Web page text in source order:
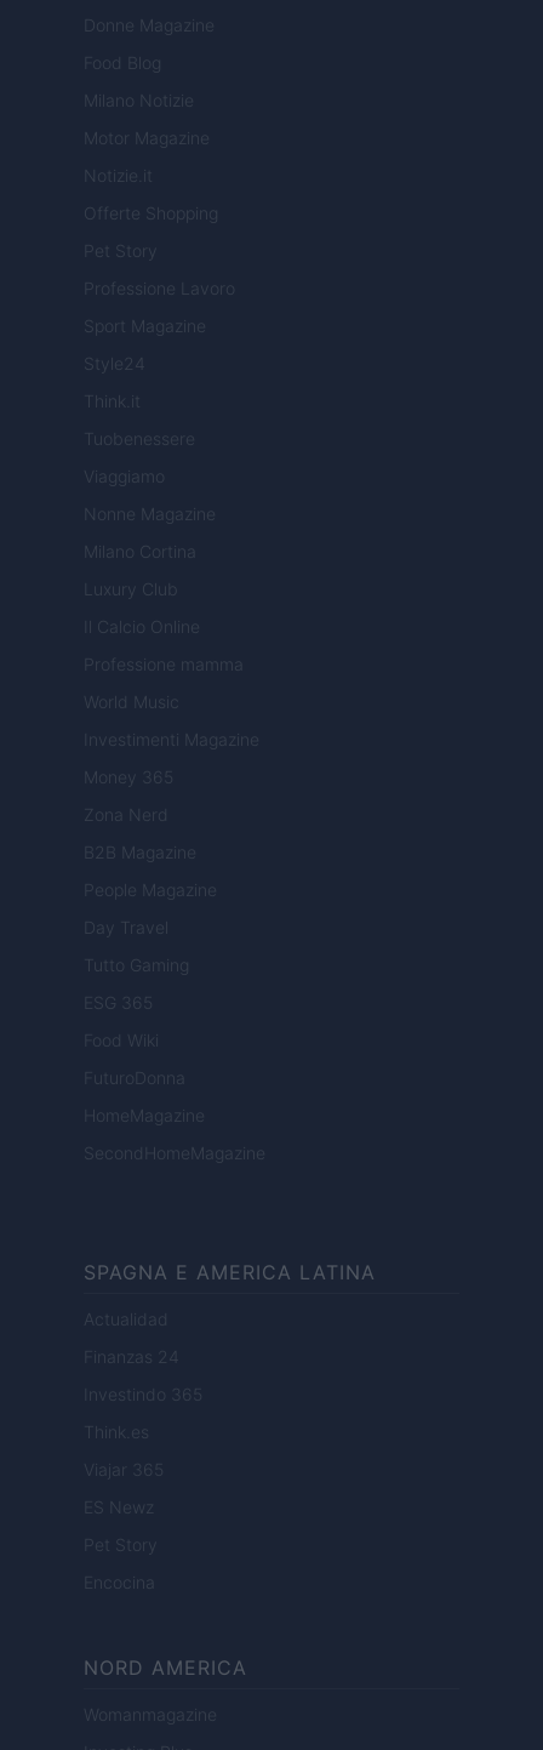
Donne Magazine
Food Blog
Milano Notizie
Motor Magazine
Notizie.it
Offerte Shopping
Pet Story
Professione Lavoro
Sport Magazine
Style24
Think.it
Tuobenessere
Viaggiamo
Nonne Magazine
Milano Cortina
Luxury Club
Il Calcio Online
Professione mamma
World Music
Investimenti Magazine
Money 365
Zona Nerd
B2B Magazine
People Magazine
Day Travel
Tutto Gaming
ESG 365
Food Wiki
FuturoDonna
HomeMagazine
SecondHomeMagazine
SPAGNA E AMERICA LATINA
Actualidad
Finanzas 24
Investindo 365
Think.es
Viajar 365
ES Newz
Pet Story
Encocina
NORD AMERICA
Womanmagazine